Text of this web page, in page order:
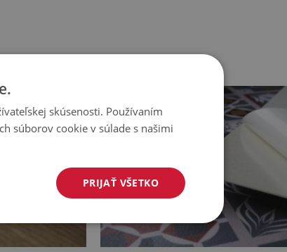
skúsenosti. Používaním
súborov cookie v súlade s našimi
PRIJAŤ VŠETKO